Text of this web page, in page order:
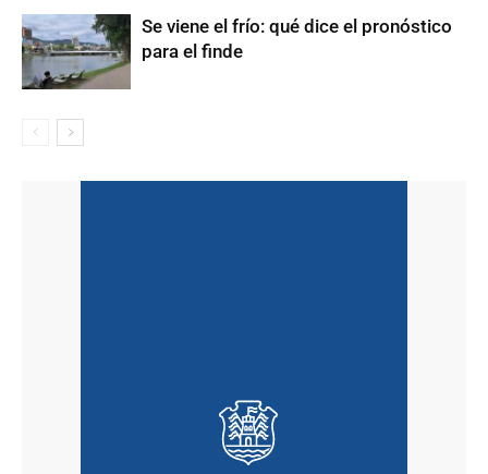
Se viene el frío: qué dice el pronóstico
para el finde